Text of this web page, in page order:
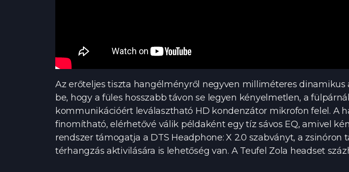
Az erőteljes tiszta hangélményről negyven milliméteres
be, hogy a füles hosszabb távon se legyen kényelmetlen, a
kommunikációért leválasztható HD kondenzátor mikrofon felel. A
finomítható, elérhetővé válik példaként egy tíz sávos EQ, amivel
rendszer támogatja a DTS Headphone: X 2.0 szabványt, a zsinóron
térhangzás aktivilására is lehetőség van. A Teufel Zola headset